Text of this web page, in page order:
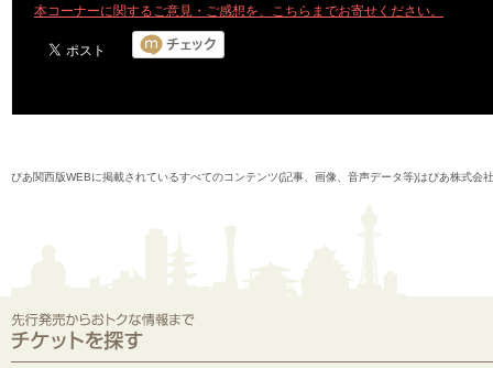
本コーナーに関するご意見・ご感想を、こちらまでお寄せください。
ぴあ関西版WEBに掲載されているすべてのコンテンツ(記事、画像、音声データ等)はぴあ株式会